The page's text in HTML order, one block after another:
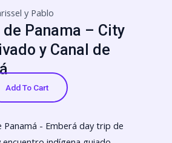
y Pablo
de Panama – City
y Canal de
Add To Cart